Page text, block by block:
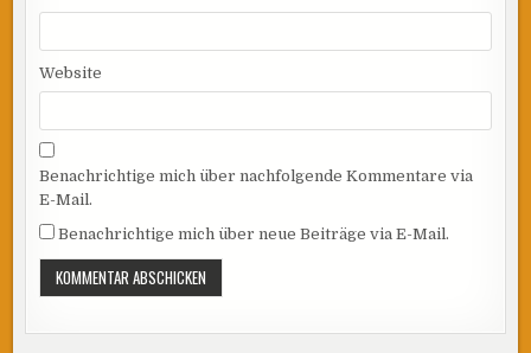
Website
Benachrichtige mich über nachfolgende Kommentare via
E-Mail.
Benachrichtige mich über neue Beiträge via E-Mail.